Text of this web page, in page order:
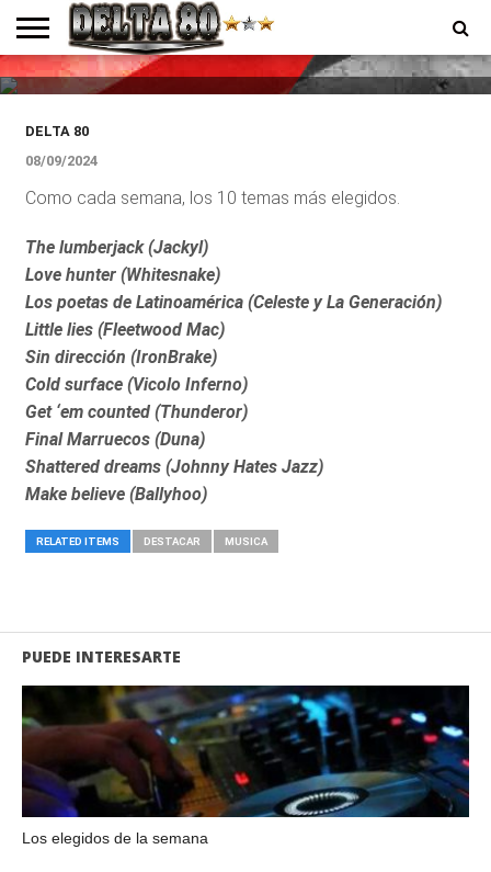
ENTREVISTAS
PREMIOS
PRODUCCIONES
PROGRAMACION
CONTACTO
HOMEPAGE
DESTACADOS
Los elegidos de la semana
DELTA 80
08/09/2024
Como cada semana, los 10 temas más elegidos.
The lumberjack (Jackyl)
Love hunter (Whitesnake)
Los poetas de Latinoamérica (Celeste y La Generación)
Little lies (Fleetwood Mac)
Sin dirección (IronBrake)
Cold surface (Vicolo Inferno)
Get ‘em counted (Thunderor)
Final Marruecos (Duna)
Shattered dreams (Johnny Hates Jazz)
Make believe (Ballyhoo)
RELATED ITEMS DESTACAR MUSICA
PUEDE INTERESARTE
Los elegidos de la semana